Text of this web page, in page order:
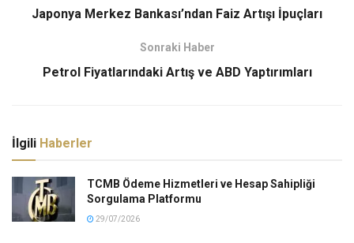
Japonya Merkez Bankası’ndan Faiz Artışı İpuçları
Sonraki Haber
Petrol Fiyatlarındaki Artış ve ABD Yaptırımları
İlgili Haberler
TCMB Ödeme Hizmetleri ve Hesap Sahipliği
Sorgulama Platformu
29/07/2026